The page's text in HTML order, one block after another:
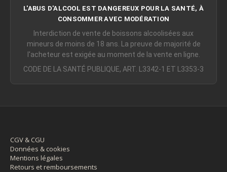
L'ABUS D'ALCOOL EST DANGEREUX POUR LA SANTÉ, À
CONSOMMER AVEC MODÉRATION
Interdiction de vente de boissons alcoolisées aux
mineurs de moins de 18 ans. La preuve de majorité de
l'acheteur est exigée au moment de la vente en ligne.
CODE DE LA SANTÉ PUBLIQUE, ART. L3342-1 ET L3353-3
CGV & CGU
Données & cookies
Mentions légales
Retours et remboursements